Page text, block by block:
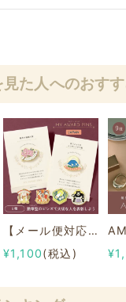
た人へのおす
【メール便対応】MY AWARD PiNS JAPAN
¥1,100(税込)